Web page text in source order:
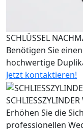
SCHLÜSSEL
Benötigen Sie
hochwertige
Jetzt kontaktieren!
SCHLIESSZYLINDER
Erhöhen Sie die
professionellen